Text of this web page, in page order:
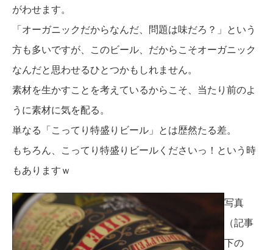
がわせます。
「オーガニックだからなんだ、問題は味だろ？」という
方も多いですが、このビール、だからこそオーガニック
なんだと思わせるひとつかもしれません。
素材を生かすことを考えているからこそ、当たり前のよ
うに素材に気を配る。
単なる「こってり特盛りビール」とは歴然たる差。
もちろん、こってり特盛りビールくださいっ！という時
もありますｗ
写真
（記事
下の